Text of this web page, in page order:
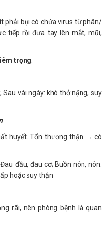
phải bụi có chứa virus từ phân/
tiếp rồi đưa tay lên mắt, mũi,
trọng:
Sau vài ngày: khó thở nặng, suy
huyết; Tổn thương thận → có
đầu, đau cơ; Buồn nôn, nôn.
hoặc suy thận
rãi, nên phòng bệnh là quan